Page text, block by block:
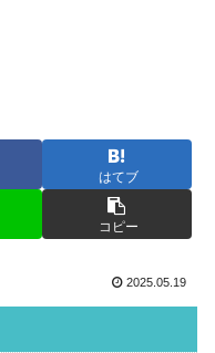
はてブ
コピー
2025.05.19